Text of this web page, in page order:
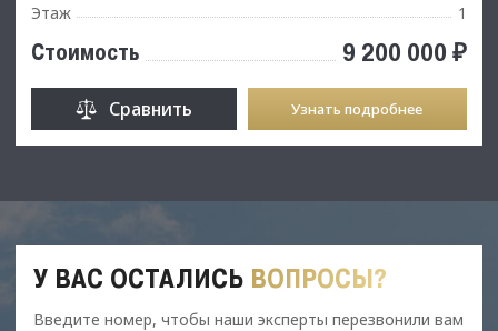
Этаж
1
Стоимость 9 200 000 ₽
Сравнить Узнать подробнее
У ВАС ОСТАЛИСЬ ВОПРОСЫ?
Введите номер, чтобы наши эксперты перезвонили вам